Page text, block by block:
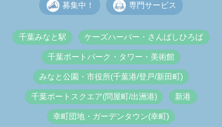
募集中！ 専門サービス
千葉みなと駅 ケーズハーバー・さんばしひろば
千葉ポートパーク・タワー・美術館
みなと公園・市役所(千葉港/登戸/新田町)
千葉ポートスクエア(問屋町/出洲港) 新港
幸町団地・ガーデンタウン(幸町)